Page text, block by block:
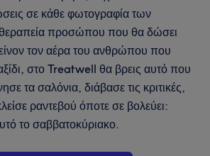
σε κάθε φωτογραφία των
θεραπεία προσώπου που θα δώσει
τον αέρα του ανθρώπου που
στο Treatwell θα βρεις αυτό που
τα σαλόνια, διάβασε τις κριτικές,
ραντεβού όποτε σε βολεύει:
το σαββατοκύριακο.